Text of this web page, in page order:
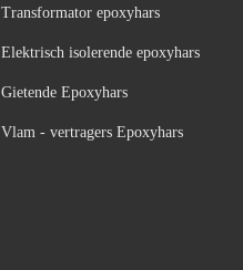
Transformator epoxyhars
Elektrisch isolerende epoxyhars
Gietende Epoxyhars
Vlam - vertragers Epoxyhars